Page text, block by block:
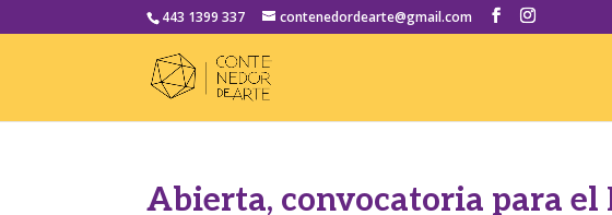
443 1399 337 contenedordearte@gmail.com
Abierta, convocatoria para el